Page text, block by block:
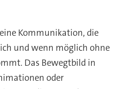
Kommunikation, die
und wenn möglich ohne
Das Bewegtbild in
oder